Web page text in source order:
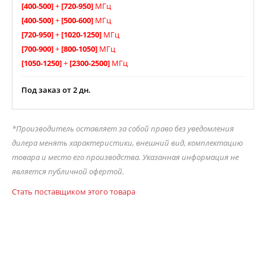
[400-500]+[720-950] МГц
[400-500]+[500-600] МГц
[720-950]+[1020-1250] МГц
[700-900]+[800-1050] МГц
[1050-1250]+[2300-2500] МГц
Под заказ от 2 дн.
*Производитель оставляет за собой право без уведомления
дилера менять характеристики, внешний вид, комплектацию
товара и место его производства. Указанная информация не
является публичной офертой.
Стать поставщиком этого товара